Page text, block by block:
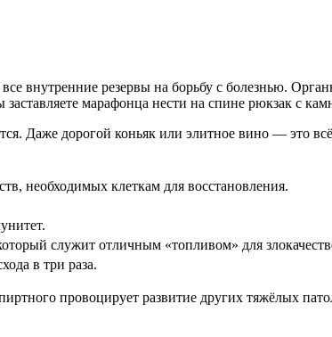
внутренние резервы на борьбу с болезнью.
марафонца нести на спине рюкзак с
Даже дорогой коньяк или элитное вино — это
необходимых клеткам для восстановления.
служит отличным «топливом» для
в три раза.
провоцирует развитие других тяжёлых